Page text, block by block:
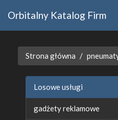
Orbitalny Katalog Firm
Strona główna
Losowe usługi
gadżety reklamowe